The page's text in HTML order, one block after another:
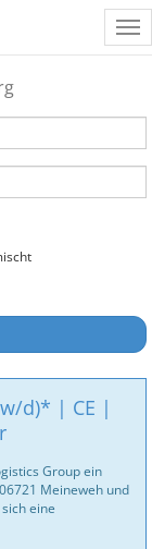
d)* | CE |
Group ein
Meineweh und
eine